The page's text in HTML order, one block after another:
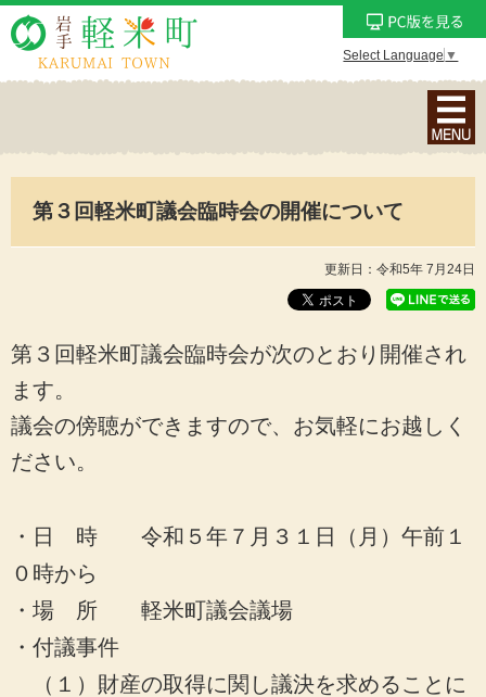
Select Language ▼
ナ
ビ
ン
メ
ュ
表
第３回軽米町議会臨時会の開催について
更新日：令和5年 7月24日
第３回軽米町議会臨時会が次のとおり開催され
ます。
議会の傍聴ができますので、お気軽にお越しく
ださい。
・日 時 令和５年７月３１日（月）午前１
０時から
・場 所 軽米町議会議場
・付議事件
（１）財産の取得に関し議決を求めることに